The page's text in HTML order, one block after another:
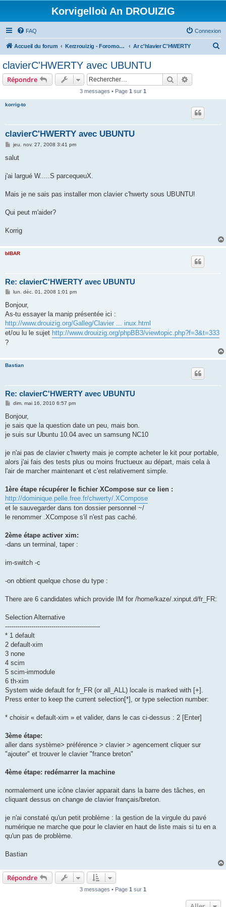
Korvigelloù An DROUIZIG
FAQ Connexion
Accueil du forum Kerzrouizig - Foromoù An Drouizig Ar c'hlavier C'HWERTY
clavierC'HWERTY avec UBUNTU
Répondre Rechercher
3 messages • Page 1 sur 1
korrig-to
clavierC'HWERTY avec UBUNTU
M
s
g
jeu. nov. 27, 2008 3:41 pm
salut
j'ai largué W.....S parcequeuX.
Mais je ne sais pas installer mon clavier c'hwerty sous UBUNTU!
Qui peut m'aider?
Korrig
bIBAR
Re: clavierC'HWERTY avec UBUNTU
M
s
a
g
e
lun. déc. 01, 2008 1:01 pm
Bonjour,
As-tu essayer la manip présentée ici :
http://www.drouizig.org/Galleg/Clavier ... inux.html
et/ou lu le sujet http://www.drouizig.org/phpBB3/viewtopic.php?f=3&t=333
?
Bastian
Re: clavierC'HWERTY avec UBUNTU
M
s
a
g
dim. mai 16, 2010 6:57 pm
Bonjour,
je sais que la question date un peu, mais bon.
je suis sur Ubuntu 10.04 avec un samsung NC10
je n'ai pas de clavier c'hwerty mais je compte acheter le kit pour portable,
alors j'ai fais des tests plus ou moins fructueux au départ, mais cela à
l'air de marcher maintenant et c'est relativement simple.
1ère étape récupérer le fichier XCompose sur ce lien :
http://dominique.pelle.free.fr/chwerty/.XCompose
et le sauvegarder dans ton dossier personnel ~/
le renommer .XCompose s'il n'est pas caché.
2ème étape activer xim:
-dans un terminal, taper :
im-switch -c
-on obtient quelque chose du type :
There are 6 candidates which provide IM for /home/kaze/.xinput.d/fr_FR:
Selection Alternative
-----------------------------------------------
* 1 default
2 default-xim
3 none
4 scim
5 scim-immodule
6 th-xim
System wide default for fr_FR (or all_ALL) locale is marked with [+].
Press enter to keep the current selection[*], or type selection number:
* choisir « default-xim » et valider, dans le cas ci-dessus : 2 [Enter]
3ème étape:
aller dans système> préférence > clavier > agencement cliquer sur
"ajouter" et trouver le clavier "france breton"
4ème étape: redémarrer la machine
normalement une icône clavier apparait dans la barre des tâches, en
cliquant dessus on change de clavier français/breton.
je n'ai constaté qu'un petit problème : la gestion de la virgule du pavé
numérique ne marche que pour le clavier en haut de liste mais si tu en a
qu'un pas de problème.
Bastian
Répondre
3 messages • Page 1 sur 1